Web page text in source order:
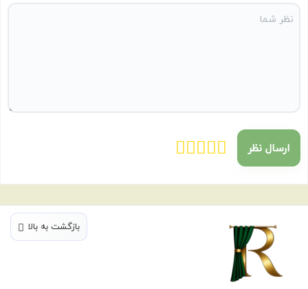
ارسال نظر
بازگشت به بالا